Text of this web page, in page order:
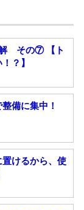
解 その⑦ 【ト
？】
備に集中！
けるから、使